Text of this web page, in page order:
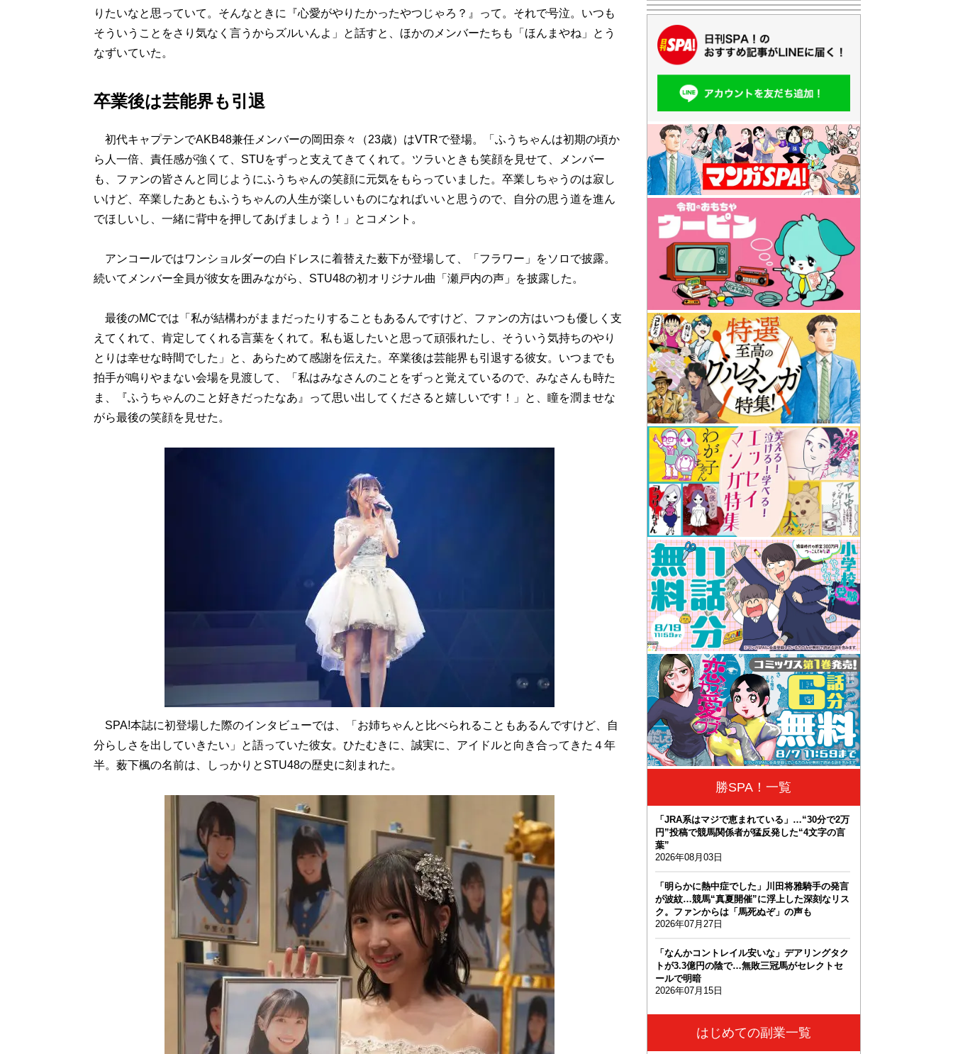
りたいなと思っていて。そんなときに『心愛がやりたかったやつじゃろ？』って。それで号泣。いつも
そういうことをさり気なく言うからズルいんよ」と話すと、ほかのメンバーたちも「ほんまやね」とう
なずいていた。
卒業後は芸能界も引退
初代キャプテンでAKB48兼任メンバーの岡田奈々（23歳）はVTRで登場。「ふうちゃんは初期の頃か
ら人一倍、責任感が強くて、STUをずっと支えてきてくれて。ツラいときも笑顔を見せて、メンバー
も、ファンの皆さんと同じようにふうちゃんの笑顔に元気をもらっていました。卒業しちゃうのは寂し
いけど、卒業したあともふうちゃんの人生が楽しいものになればいいと思うので、自分の思う道を進ん
でほしいし、一緒に背中を押してあげましょう！」とコメント。
アンコールではワンショルダーの白ドレスに着替えた薮下が登場して、「フラワー」をソロで披露。
続いてメンバー全員が彼女を囲みながら、STU48の初オリジナル曲「瀬戸内の声」を披露した。
最後のMCでは「私が結構わがままだったりすることもあるんですけど、ファンの方はいつも優しく支
えてくれて、肯定してくれる言葉をくれて。私も返したいと思って頑張れたし、そういう気持ちのやり
とりは幸せな時間でした」と、あらためて感謝を伝えた。卒業後は芸能界も引退する彼女。いつまでも
拍手が鳴りやまない会場を見渡して、「私はみなさんのことをずっと覚えているので、みなさんも時た
ま、『ふうちゃんのこと好きだったなあ』って思い出してくださると嬉しいです！」と、瞳を潤ませな
がら最後の笑顔を見せた。
SPA!本誌に初登場した際のインタビューでは、「お姉ちゃんと比べられることもあるんですけど、自
分らしさを出していきたい」と語っていた彼女。ひたむきに、誠実に、アイドルと向き合ってきた４年
半。薮下楓の名前は、しっかりとSTU48の歴史に刻まれた。
勝SPA！一覧
「JRA系はマジで恵まれている」…“30分で2万
円”投稿で競馬関係者が猛反発した“4文字の言
葉”
2026年08月03日
「明らかに熱中症でした」川田将雅騎手の発言
が波紋…競馬“真夏開催”に浮上した深刻なリス
ク。ファンからは「馬死ぬぞ」の声も
2026年07月27日
「なんかコントレイル安いな」デアリングタク
トが3.3億円の陰で…無敗三冠馬がセレクトセ
ールで明暗
2026年07月15日
はじめての副業一覧